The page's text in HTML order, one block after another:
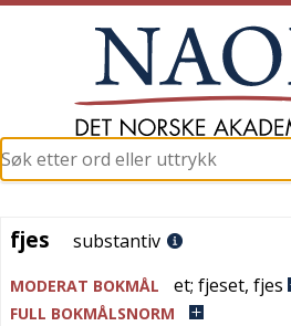
fjes
fjes substantiv
MODERAT BOKMÅL et; fjeset, fjes
FULL BOKMÅLSNORM